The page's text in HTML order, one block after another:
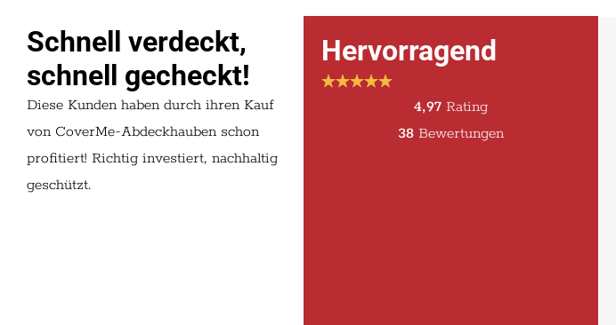
Schnell verdeckt,
schnell gecheckt!
Diese Kunden haben durch ihren Kauf
von CoverMe-Abdeckhauben schon
profitiert! Richtig investiert, nachhaltig
geschützt.
Hervorragend
4,97Rating
38Bewertungen